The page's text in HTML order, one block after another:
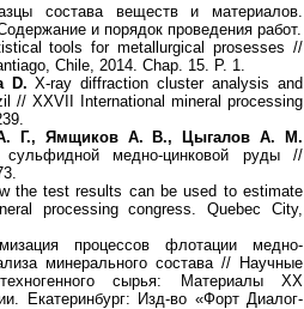
состава веществ и материалов.
и порядок проведения работ.
tools for metallurgical prosesses //
Chile, 2014. Chap. 15. P. 1.
D. X-ray diffraction cluster analysis and
// XXVII International mineral processing
Г., Ямщиков А. В., Цыгалов А. М.
сульфидной медно-цинковой руды //
the test results can be used to estimate
processing congress. Quebec City,
процессов флотации медно-
минерального состава // Научные
сырья: Материалы XX
Екатеринбург: Изд-во «Форт Диалог-